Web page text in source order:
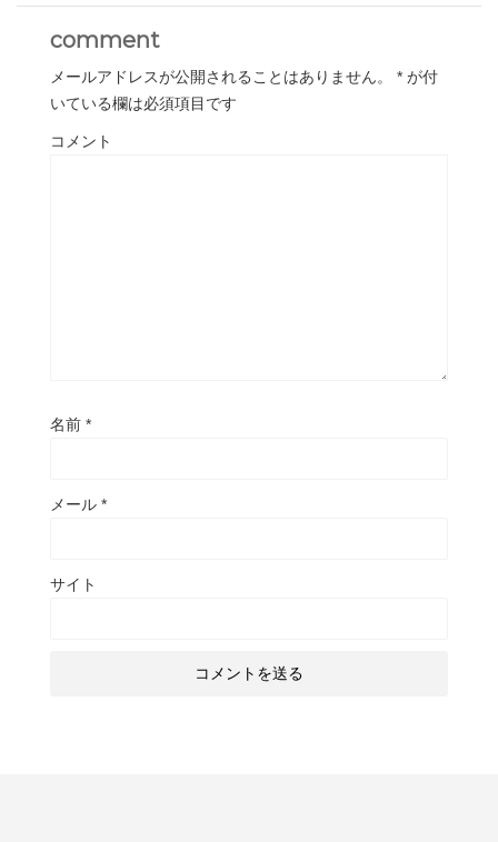
comment
メールアドレスが公開されることはありません。 * が付
いている欄は必須項目です
コメント
名前 *
メール *
サイト